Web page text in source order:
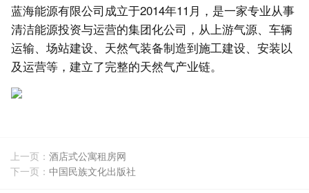
蓝海能源有限公司成立于2014年11月，是一家专业从事
清洁能源投资与运营的集团化公司，从上游气源、车辆
运输、场站建设、天然气装备制造到施工建设、安装以
及运营等，建立了完整的天然气产业链。
上一页： 酒店式公寓租房网
下一页： 中国民族文化出版社